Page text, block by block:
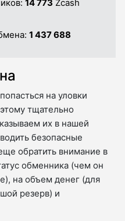
14 773 Zcash
1 437 688
на уловки
тщательно
их в нашей
безопасные
обратить внимание в
обменника (чем он
на объем денег (для
резерв) и